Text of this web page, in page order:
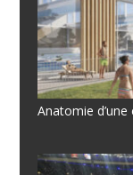
Anatomie